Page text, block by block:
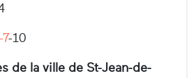
7-10
de la ville de St-Jean-de-